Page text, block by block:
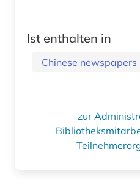
Ist enthalten in
zur